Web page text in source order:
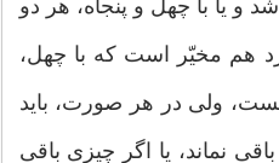
و یا با چهل و پنجاه، هر دو
هم مخیّر است كه با چهل،
ولی در هر صورت، باید
نماند، یا اگر چیزی باقی